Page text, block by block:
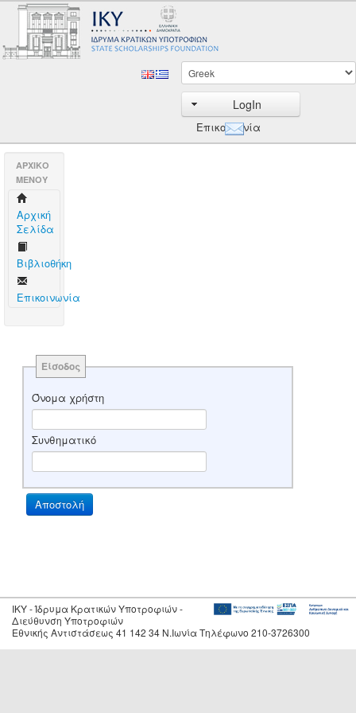
LogIn
Επικοινωνία
AΡΧΙΚΟ
ΜΕΝΟΥ
Aρχική
Σελίδα
Βιβλιοθήκη
Επικοινωνία
Είσοδος
Όνομα χρήστη
Συνθηματικό
IKY - Ίδρυμα Κρατικών Υποτροφιών -
Διεύθυνση Υποτροφιών
Εθνικής Αντιστάσεως 41 142 34 Ν.Ιωνία Τηλέφωνο 210-3726300